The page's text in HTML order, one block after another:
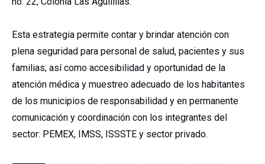
Esta estrategia permite contar y brindar atención con
plena seguridad para personal de salud, pacientes y sus
familias; así como accesibilidad y oportunidad de la
atención médica y muestreo adecuado de los habitantes
de los municipios de responsabilidad y en permanente
comunicación y coordinación con los integrantes del
sector: PEMEX, IMSS, ISSSTE y sector privado.